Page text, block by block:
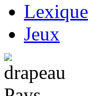
Lexique
Jeux